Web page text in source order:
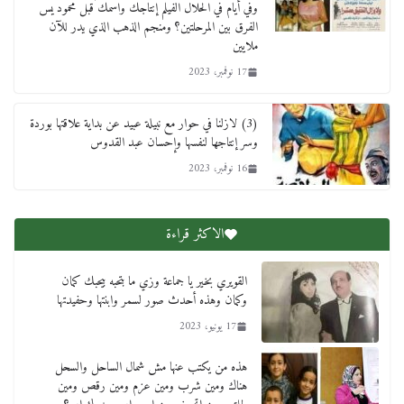
وفي أيام في الحلال الفيلم إنتاجك واسمك قبل محمود يس
الفرق بين المرحلتين؟ ومنجم الذهب الذي يدر للآن
ملايين
17 نوفمبر، 2023
(3) لازلنا في حوار مع نبيلة عبيد عن بداية علاقتها بوردة
وسر إنتاجها لنفسها وإحسان عبد القدوس
16 نوفمبر، 2023
الاكثر قراءة
القويري بخير يا جماعة وزي ما بتحبه بيحبك كمان
وكمان وهذه أحدث صور لسمر وابنتها وحفيدتها
17 يونيو، 2023
هذه من يكتب عنها مش شمال الساحل والسحل
هناك ومين شرب ومين عزم ومين رقص ومين